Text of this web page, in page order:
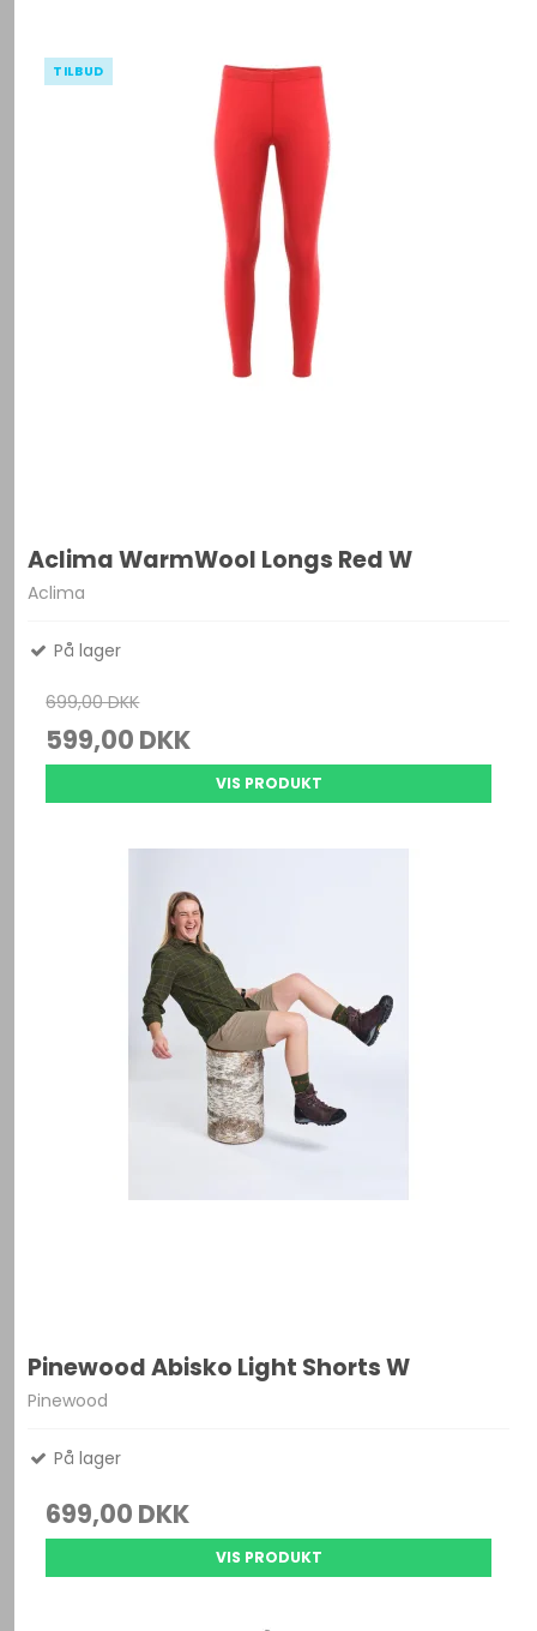
TILBUD
Aclima WarmWool Longs Red W
Aclima
På lager
699,00 DKK
599,00 DKK
VIS PRODUKT
Pinewood Abisko Light Shorts W
Pinewood
På lager
699,00 DKK
VIS PRODUKT